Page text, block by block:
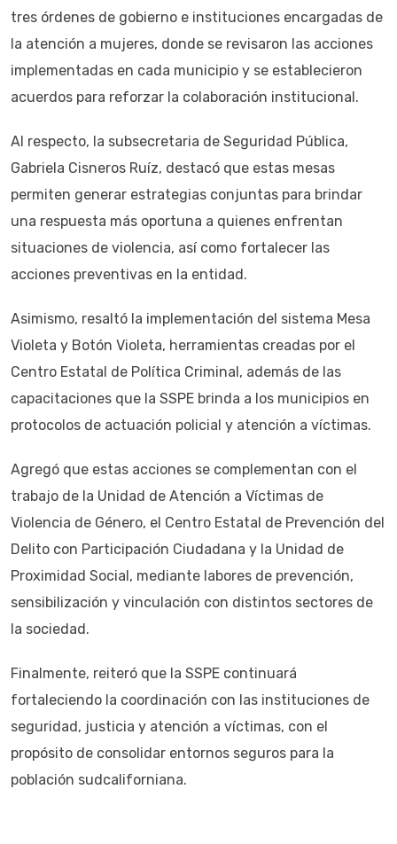
tres órdenes de gobierno e instituciones encargadas de
la atención a mujeres, donde se revisaron las acciones
implementadas en cada municipio y se establecieron
acuerdos para reforzar la colaboración institucional.
Al respecto, la subsecretaria de Seguridad Pública,
Gabriela Cisneros Ruíz, destacó que estas mesas
permiten generar estrategias conjuntas para brindar
una respuesta más oportuna a quienes enfrentan
situaciones de violencia, así como fortalecer las
acciones preventivas en la entidad.
Asimismo, resaltó la implementación del sistema Mesa
Violeta y Botón Violeta, herramientas creadas por el
Centro Estatal de Política Criminal, además de las
capacitaciones que la SSPE brinda a los municipios en
protocolos de actuación policial y atención a víctimas.
Agregó que estas acciones se complementan con el
trabajo de la Unidad de Atención a Víctimas de
Violencia de Género, el Centro Estatal de Prevención del
Delito con Participación Ciudadana y la Unidad de
Proximidad Social, mediante labores de prevención,
sensibilización y vinculación con distintos sectores de
la sociedad.
Finalmente, reiteró que la SSPE continuará
fortaleciendo la coordinación con las instituciones de
seguridad, justicia y atención a víctimas, con el
propósito de consolidar entornos seguros para la
población sudcaliforniana.